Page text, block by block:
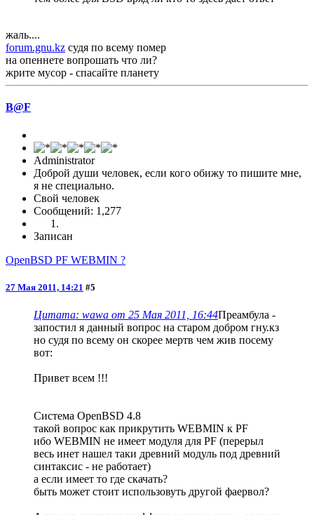
жаль....
forum.gnu.kz судя по всему помер
на опеннете вопрошать что ли?
жрите мусор - спасайте планету
B@F
Administrator
Доброй души человек, если кого обижу то пишите мне,
я не специально.
Свой человек
Сообщений: 1,277
Записан
OpenBSD PF WEBMIN ?
27 Мая 2011, 14:21 #5
Цитата: wawa от 25 Мая 2011, 16:44Преамбула -
запостил я данный вопрос на старом добром гну.кз
но судя по всему он скорее мертв чем жив посему
вот:
Привет всем !!!
Система OpenBSD 4.8
такой вопрос как прикрутить WEBMIN к PF
ибо WEBMIN не имеет модуля для PF (перерыл
весь инет нашел таки древний модуль под древний
синтаксис - не работает)
а если имеет то где скачать?
быть может стоит использовуть другой фаервол?